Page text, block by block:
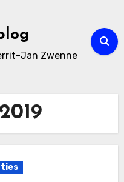
Jan Zwenne